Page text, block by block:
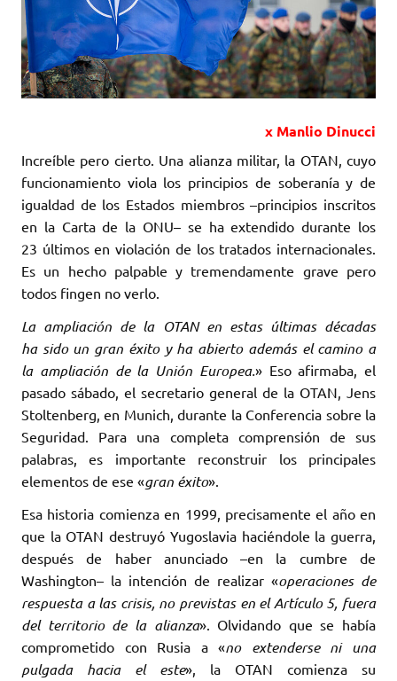
x Manlio Dinucci
Increíble pero cierto. Una alianza militar, la OTAN, cuyo
funcionamiento viola los ‎principios de soberanía y de
igualdad de los Estados miembros –principios inscritos
en ‎la Carta de la ONU– se ha extendido durante los
23 últimos en violación de los ‎tratados internacionales.
Es un hecho palpable y tremendamente grave pero
todos fingen no verlo. ‎
La ampliación de la OTAN en estas últimas décadas
ha sido un gran éxito y ha abierto además ‎el camino a
la ampliación de la Unión Europea.» Eso afirmaba, el
pasado sábado, el secretario ‎general de la OTAN, Jens
Stoltenberg, en Munich, durante la Conferencia sobre la
Seguridad. ‎Para una completa comprensión de sus
palabras, es importante reconstruir los principales
‎elementos de ese «gran éxito». ‎
Esa historia comienza en 1999, precisamente el año en
que la OTAN destruyó Yugoslavia ‎haciéndole la guerra,
después de haber anunciado –en la cumbre de
Washington– la intención de ‎realizar «operaciones de
respuesta a las crisis, no previstas en el Artículo 5, fuera
del territorio de ‎la alianza». Olvidando que se había
comprometido con Rusia a «no extenderse ni una
pulgada ‎hacia el este», la OTAN comienza su